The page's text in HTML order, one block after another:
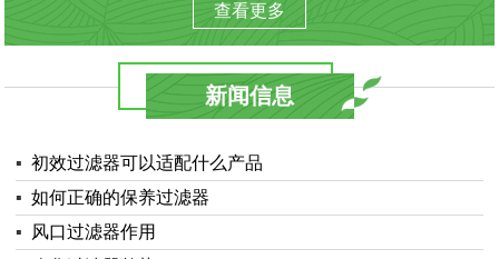
查看更多
新闻信息
▪ 初效过滤器可以适配什么产品
▪ 如何正确的保养过滤器
▪
风口过滤器作用